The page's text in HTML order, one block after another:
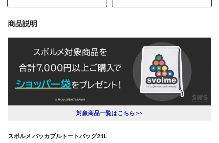
商品説明
対象商品一覧はこちら >>
スボルメ パッカブルトートバッグ21L